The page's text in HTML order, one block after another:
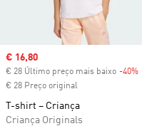
Sale price
€ 16,80
€ 28 Último preço mais baixo -40%
€ 28 Preço original
T-shirt – Criança
Criança Originals